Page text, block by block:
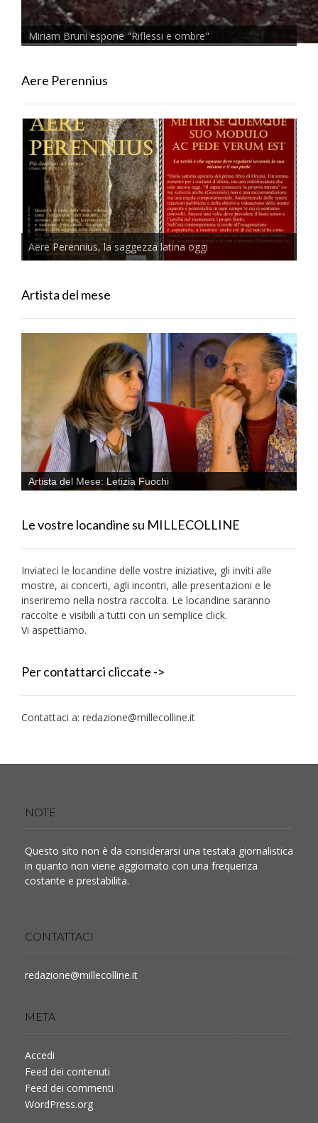
Miriam Bruni espone "Riflessi e ombre"
Aere Perennius
Aere Perennius, la saggezza latina oggi
Artista del mese
Artista del Mese: Letizia Fuochi
Le vostre locandine su MILLECOLLINE
Inviateci le locandine delle vostre iniziative, gli inviti alle
mostre, ai concerti, agli incontri, alle presentazioni e le
inseriremo nella nostra raccolta. Le locandine saranno
raccolte e visibili a tutti con un semplice click.
Vi aspettiamo.
Per contattarci cliccate ->
Contattaci a: redazione@millecolline.it
NOTE
Questo sito non è da considerarsi una testata giornalistica
in quanto non viene aggiornato con una frequenza
costante e prestabilita.
CONTATTACI
redazione@millecolline.it
META
Accedi
Feed dei contenuti
Feed dei commenti
WordPress.org